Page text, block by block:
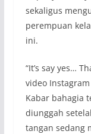
sekaligus
perempuan
ini.
“It’s say yes…
video
Kabar bahagia
diunggah
tangan sedang